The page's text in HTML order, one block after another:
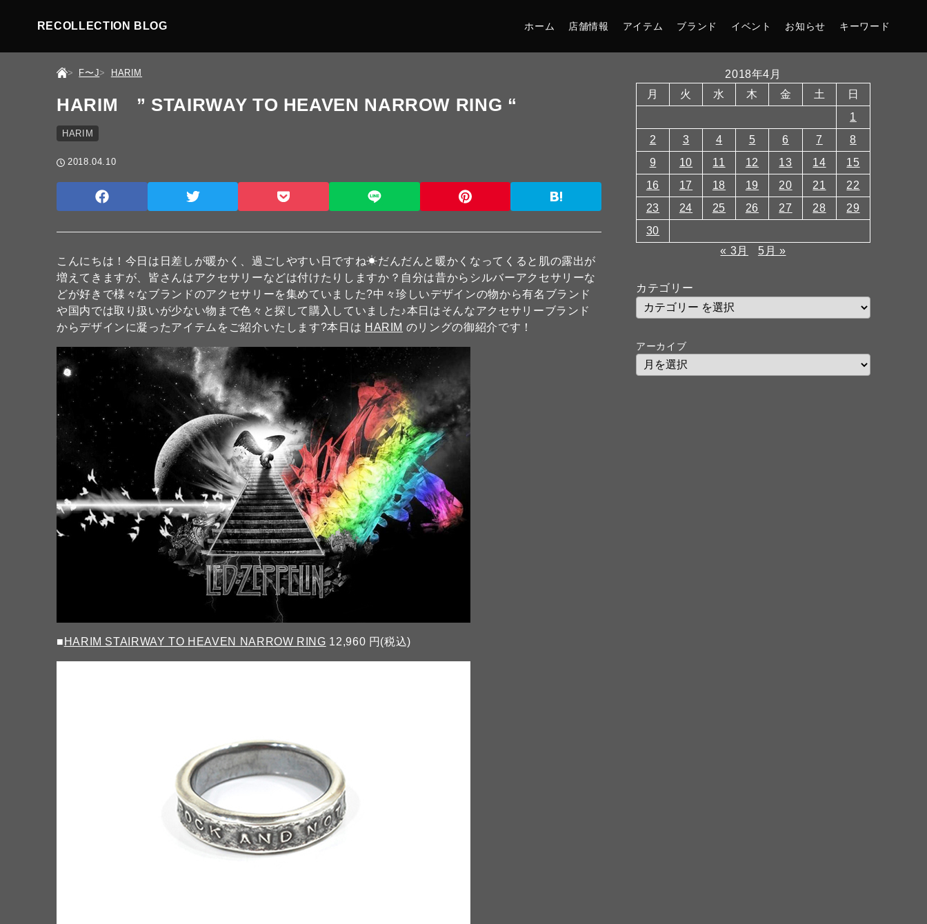
RECOLLECTION BLOG ホーム 店舗情報 アイテム ブランド イベント お知らせ キーワード
F〜J HARIM
HARIM ” STAIRWAY TO HEAVEN NARROW RING “
HARIM
2018.04.10
こんにちは！今日は日差しが暖かく、過ごしやすい日ですね☀だんだんと暖かくなってくると肌の露出が
増えてきますが、皆さんはアクセサリーなどは付けたりしますか？自分は昔からシルバーアクセサリーな
どが好きで様々なブランドのアクセサリーを集めていました?中々珍しいデザインの物から有名ブランド
や国内では取り扱いが少ない物まで色々と探して購入していました♪本日はそんなアクセサリーブランド
からデザインに凝ったアイテムをご紹介いたします?本日は HARIM のリングの御紹介です！
■ HARIM STAIRWAY TO HEAVEN NARROW RING 12,960 円(税込)
2018年4月
月
火 水 木 金 土
日
1
2
3 4 5 6 7
8
9
10 11 12 13 14
15
16
17 18 19 20 21
22
23
24 25 26 27 28
29
30
« 3月
5月 »
カテゴリー
アーカイブ